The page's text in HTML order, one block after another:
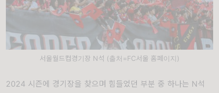
서울월드컵경기장 N석 (출처=FC서울 홈페이지)
2024 시즌에 경기장을 찾으며 힘들었던 부분 중 하나는 N석